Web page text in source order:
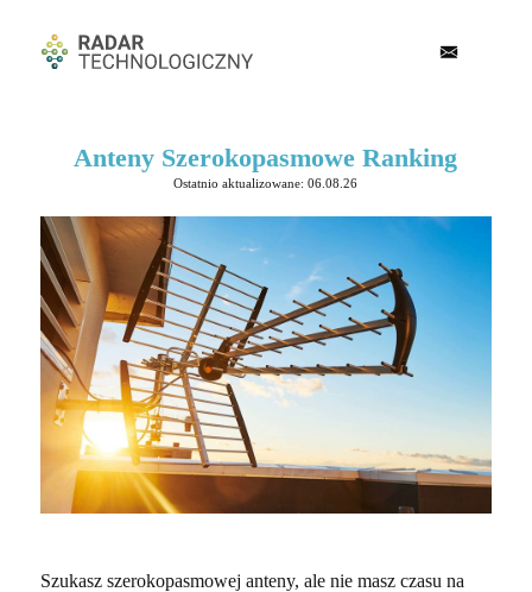
Anteny Szerokopasmowe Ranking
Ostatnio aktualizowane: 06.08.26
Szukasz szerokopasmowej anteny, ale nie masz czasu na